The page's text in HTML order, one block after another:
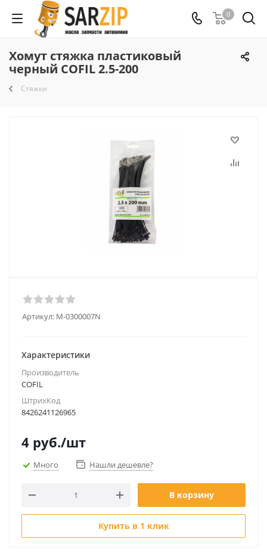
0
Хомут стяжка пластиковый
черный COFIL 2.5-200
Стяжки
Артикул: M-0300007N
Характеристики
Производитель
COFIL
ШтрихКод
8426241126965
4 руб./шт
Много Нашли дешевле?
В корзину
Купить в 1 клик